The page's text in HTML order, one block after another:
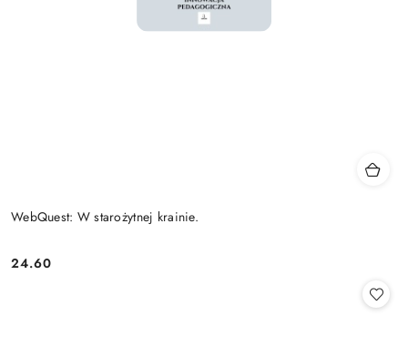
WebQuest: W starożytnej krainie.
Cena:
24.60